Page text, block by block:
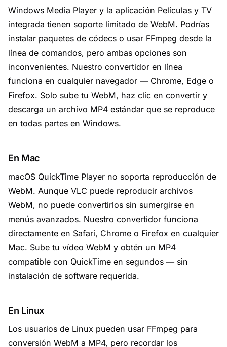
Windows Media Player y la aplicación Películas y TV
integrada tienen soporte limitado de WebM. Podrías
instalar paquetes de códecs o usar FFmpeg desde la
línea de comandos, pero ambas opciones son
inconvenientes. Nuestro convertidor en línea
funciona en cualquier navegador — Chrome, Edge o
Firefox. Solo sube tu WebM, haz clic en convertir y
descarga un archivo MP4 estándar que se reproduce
en todas partes en Windows.
En Mac
macOS QuickTime Player no soporta reproducción de
WebM. Aunque VLC puede reproducir archivos
WebM, no puede convertirlos sin sumergirse en
menús avanzados. Nuestro convertidor funciona
directamente en Safari, Chrome o Firefox en cualquier
Mac. Sube tu vídeo WebM y obtén un MP4
compatible con QuickTime en segundos — sin
instalación de software requerida.
En Linux
Los usuarios de Linux pueden usar FFmpeg para
conversión WebM a MP4, pero recordar los